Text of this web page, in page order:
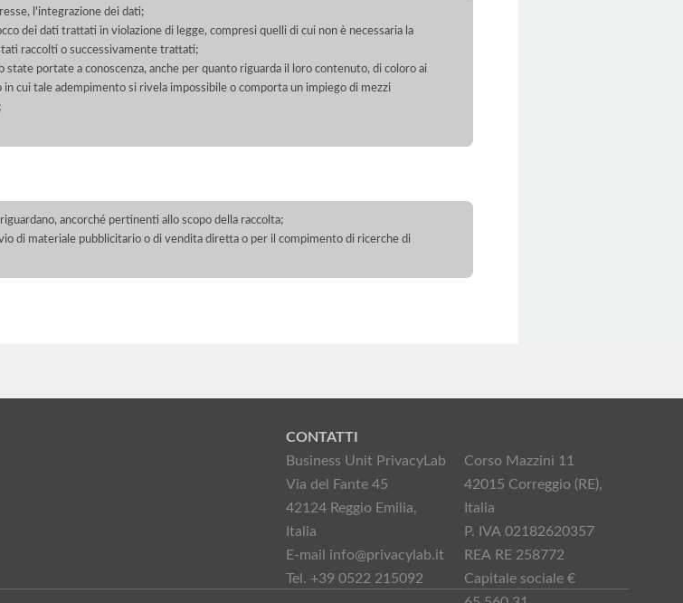
l'integrazione dei dati;
dei dati trattati in violazione di legge, compresi quelli di cui non è necessaria la
raccolti o successivamente trattati;
state portate a conoscenza, anche per quanto riguarda il loro contenuto, di coloro ai
cui tale adempimento si rivela impossibile o comporta un impiego di mezzi
ancorché pertinenti allo scopo della raccolta;
di materiale pubblicitario o di vendita diretta o per il compimento di ricerche di
CONTATTI
Business Unit PrivacyLab
Via del Fante 45
42124 Reggio Emilia,
Italia
E-mail info@privacylab.it
Tel. +39 0522 215092
Corso Mazzini 11
42015 Correggio (RE),
Italia
P. IVA 02182620357
REA RE 258772
Capitale sociale €